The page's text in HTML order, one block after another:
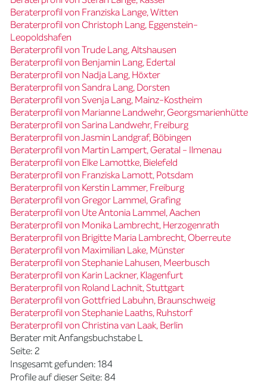
Beraterprofil von Franziska Lange, Witten
Beraterprofil von Christoph Lang, Eggenstein-
Leopoldshafen
Beraterprofil von Trude Lang, Altshausen
Beraterprofil von Benjamin Lang, Edertal
Beraterprofil von Nadja Lang, Höxter
Beraterprofil von Sandra Lang, Dorsten
Beraterprofil von Svenja Lang, Mainz-Kostheim
Beraterprofil von Marianne Landwehr, Georgsmarienhütte
Beraterprofil von Sarina Landwehr, Freiburg
Beraterprofil von Jasmin Landgraf, Böbingen
Beraterprofil von Martin Lampert, Geratal - Ilmenau
Beraterprofil von Elke Lamottke, Bielefeld
Beraterprofil von Franziska Lamott, Potsdam
Beraterprofil von Kerstin Lammer, Freiburg
Beraterprofil von Gregor Lammel, Grafing
Beraterprofil von Ute Antonia Lammel, Aachen
Beraterprofil von Monika Lambrecht, Herzogenrath
Beraterprofil von Brigitte Maria Lambrecht, Oberreute
Beraterprofil von Maximilian Lake, Münster
Beraterprofil von Stephanie Lahusen, Meerbusch
Beraterprofil von Karin Lackner, Klagenfurt
Beraterprofil von Roland Lachnit, Stuttgart
Beraterprofil von Gottfried Labuhn, Braunschweig
Beraterprofil von Stephanie Laaths, Ruhstorf
Beraterprofil von Christina van Laak, Berlin
Berater mit Anfangsbuchstabe L
Seite: 2
Insgesamt gefunden: 184
Profile auf dieser Seite: 84